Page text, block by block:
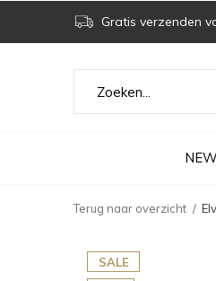
Gratis verzenden
Terug naar overzicht
SALE